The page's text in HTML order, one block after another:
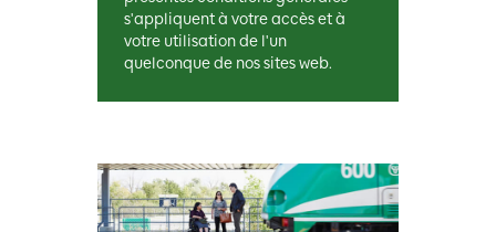
s'appliquent à votre accès et à
votre utilisation de l'un
quelconque de nos sites web.